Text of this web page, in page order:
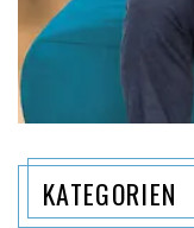
KATEGORIEN